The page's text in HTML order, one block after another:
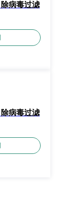
病毒过滤
病毒过滤